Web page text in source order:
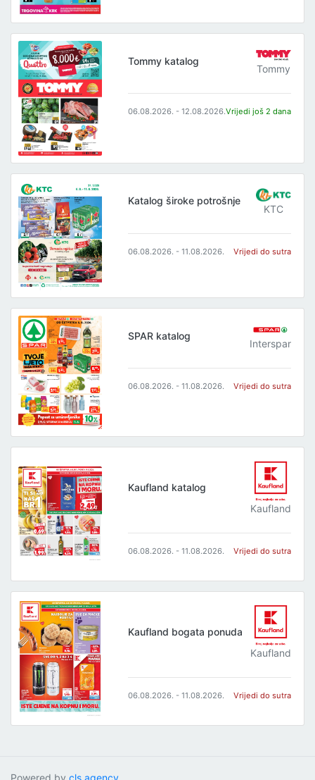
Tommy katalog
Tommy
06.08.2026. - 12.08.2026.Vrijedi još 2 dana
Katalog široke potrošnje
KTC
06.08.2026. - 11.08.2026. Vrijedi do sutra
SPAR katalog
Interspar
06.08.2026. - 11.08.2026. Vrijedi do sutra
Kaufland katalog
Kaufland
06.08.2026. - 11.08.2026. Vrijedi do sutra
Kaufland bogata ponuda
Kaufland
06.08.2026. - 11.08.2026. Vrijedi do sutra
Powered by cls.agency